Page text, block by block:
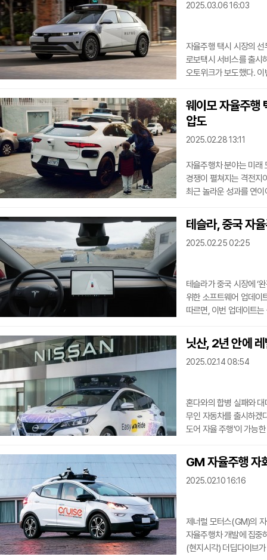
11시부터 오후 5시까지
2025.03.06 16:03
자율주행 택시 시장의
로보택시 서비스를 출시
오토위크가 보도했다.
오스틴의 우버 앱 사용
이용할 수 있게 됐다.
Electric을 선택하면 추
승차 기본 설정을 업데
웨이모 자율주행
압도
2025.02.28 13:11
자율주행차 분야는 미래
경쟁이 펼쳐지는 격전
최근 놀라운 성과를 연
One)’을 통해 주당 20
가능성을 입증했다.웨이
달성했다고 발표한 이후
테슬라, 중국 자
2025.02.25 02:25
테슬라가 중국 시장에 ‘
위한 소프트웨어 업데이
따르면, 이번 업데이트
고객들은 이번 업데이트
예상된다.이번 업데이트
강화하기 위한 전략적
닛산, 2년 안에
2025.02.14 08:54
혼다와의 합병 실패와
무인 자동차를 출시하겠
도어 자율 주행'이 가능
SAE 레벨 5를 의미다.
없는 상황이다. 레벨 5
닛산이 목표를 달성할
GM 자율주행 자
2025.02.10 16:16
제너럴 모터스(GM)의
자율주행차 개발에 집중
(현지시각) 더딥다이브